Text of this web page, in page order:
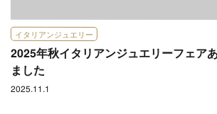
イタリアンジュエリー
2025年秋イタリアンジュエリーフェア
ました
2025.11.1